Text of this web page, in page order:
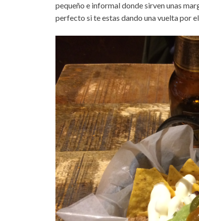
pequeño e informal donde sirven unas
perfecto si te estas dando una vuelta por